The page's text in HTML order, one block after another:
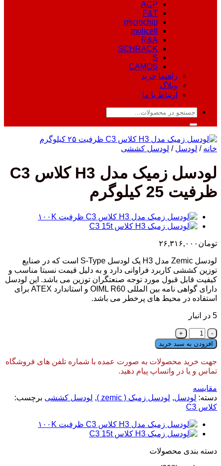
ACP
F&T
microchip
molicell
R&A
SCHRACK
S
CAMOS
راهنما خرید
وبلاگ
ارتباط با ما
جستجو
خانه / لودسل / لودسل کششی
لودسل زمیک مدل H3 کلاس C3
ظرفیت 25 کیلوگرم
تومان ۲۶,۳۱۶,۰۰۰
لودسل Zemic مدل H3 یک لودسل S-Type است که در صنایع
توزین کششی کاربرد فراوانی دارد و به دلیل قیمت نسبتا مناسب و
کیفیت قابل قبول مورد توجه صنعتگران توزین می باشد. این لودسل
دارای گواهی نامه بین المللی OIML R60 و استاندارد ATEX برای
استفاده در محیط های پرخطر می باشد.
5 در انبار
لودسل
زمیک
مدل
H3
کلاس
C3
ظرفیت
25
کیلوگرم
افزودن به سبد خرید
جهت خرید محصولات به صورت عمده با شماره تلفن های فروشگاه
تماس و یا در واتساپ پیام دهید.
مقایسه
دسته: لودسل, لودسل زمیک ( zemic ) , لودسل کششی برچسب:
کلاس C3
دسته‌ بندی محصولات